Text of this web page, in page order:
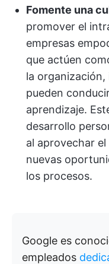
Fomente una
promover el
empresas
que actúen
la
pueden
aprendizaje.
desarrollo
al aprovechar
nuevas
los procesos.
Google es
empleados